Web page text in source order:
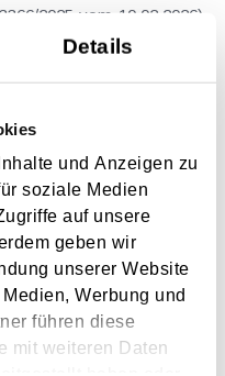
Details
und Anzeigen zu
soziale Medien
auf unsere
geben wir
unserer Website
Werbung und
führen diese
mit weiteren Daten
2025 vom 10.02.2026)
welchem
drucken
Onlinewerbung